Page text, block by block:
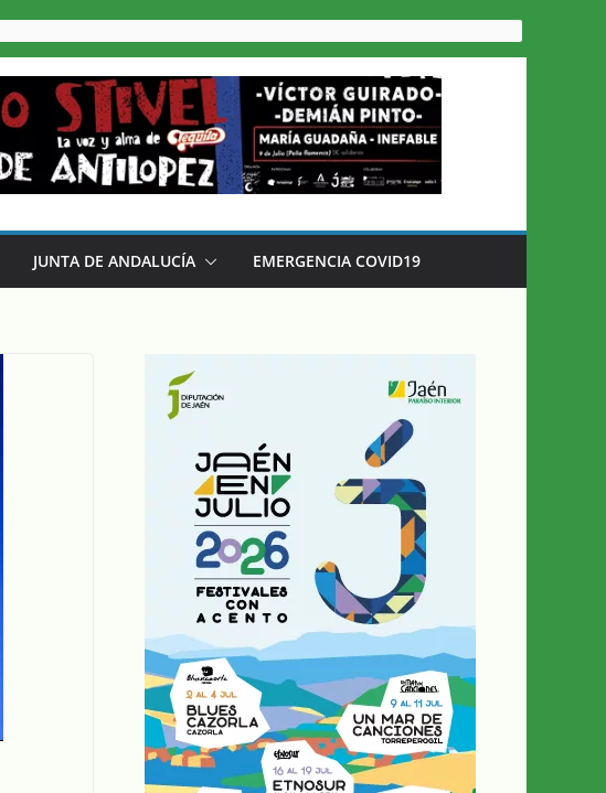
JUNTA DE ANDALUCÍA EMERGENCIA COVID19